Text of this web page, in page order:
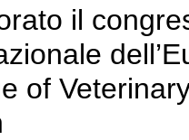
il
of